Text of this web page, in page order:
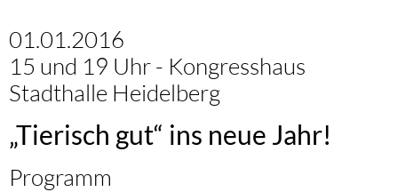
01.01.2016
15 und 19 Uhr - Kongresshaus
Stadthalle Heidelberg
„Tierisch gut“ ins neue Jahr!
Programm